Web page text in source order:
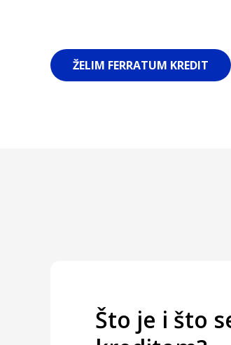
ŽELIM FERRATUM KREDIT
Što je i što